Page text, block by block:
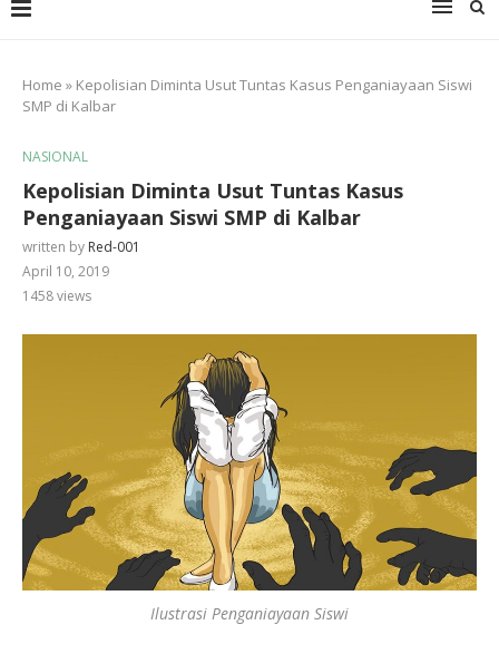
Home » Kepolisian Diminta Usut Tuntas Kasus Penganiayaan Siswi
SMP di Kalbar
NASIONAL
Kepolisian Diminta Usut Tuntas Kasus
Penganiayaan Siswi SMP di Kalbar
written by Red-001
April 10, 2019
1458views
Ilustrasi Penganiayaan Siswi